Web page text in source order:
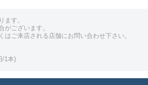
ます。
がございます。
ご来店される店舗にお問い合わせ下さい。
/1本)